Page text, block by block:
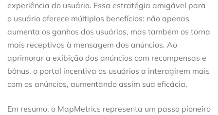
experiência do usuário. Essa estratégia amigável para
o usuário oferece múltiplos benefícios: não apenas
aumenta os ganhos dos usuários, mas também os torna
mais receptivos à mensagem dos anúncios. Ao
aprimorar a exibição dos anúncios com recompensas e
bônus, o portal incentiva os usuários a interagirem mais
com os anúncios, aumentando assim sua eficácia.
Em resumo, o MapMetrics representa um passo pioneiro